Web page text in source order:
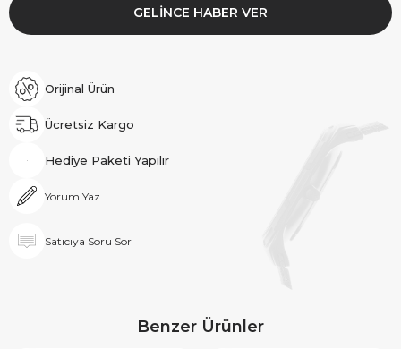
GELINCE HABER VER
Orijinal Ürün
Ücretsiz Kargo
Hediye Paketi Yapılır
Yorum Yaz
Satıcıya Soru Sor
Benzer Ürünler